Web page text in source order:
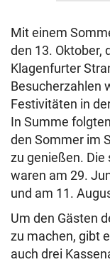
Mit einem
den 13. Oktober,
Klagenfurter
Besucherzahlen
Festivitäten in
In Summe
den Sommer im
zu genießen.
waren am 29.
und am 11.
Um den Gästen
zu machen, gibt
auch drei